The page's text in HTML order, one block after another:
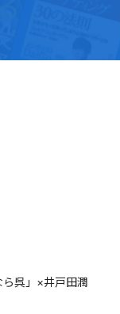
呉」×井戸田潤